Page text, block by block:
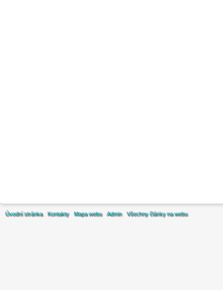
Úvodní stránka Kontakty Mapa webu Admin Všechny články na webu